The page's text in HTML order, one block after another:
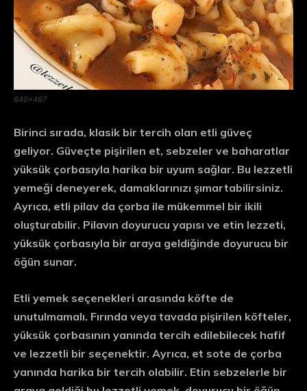
640×467
Birinci sırada, klasik bir tercih olan etli güveç
geliyor. Güveçte pişirilen et, sebzeler ve baharatlar
yüksük çorbasıyla harika bir uyum sağlar. Bu lezzetli
yemeği deneyerek, damaklarınızı şımartabilirsiniz.
Ayrıca, etli pilav da çorba ile mükemmel bir ikili
oluşturabilir. Pilavın doyurucu yapısı ve etin lezzeti,
yüksük çorbasıyla bir araya geldiğinde doyurucu bir
öğün sunar.
Etli yemek seçenekleri arasında köfte de
unutulmamalı. Fırında veya tavada pişirilen köfteler,
yüksük çorbasının yanında tercih edilebilecek hafif
ve lezzetli bir seçenektir. Ayrıca, et sote de çorba
yanında harika bir tercih olabilir. Etin sebzelerle bir